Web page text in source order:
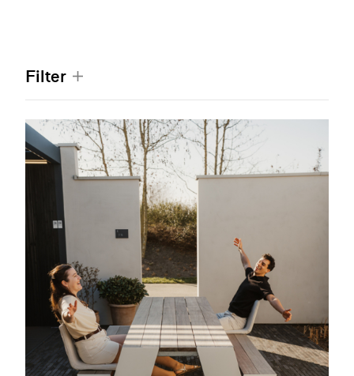
Filter